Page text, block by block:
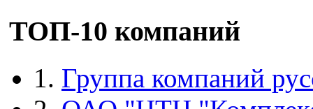
ТОП-10 компаний
1. Группа компаний